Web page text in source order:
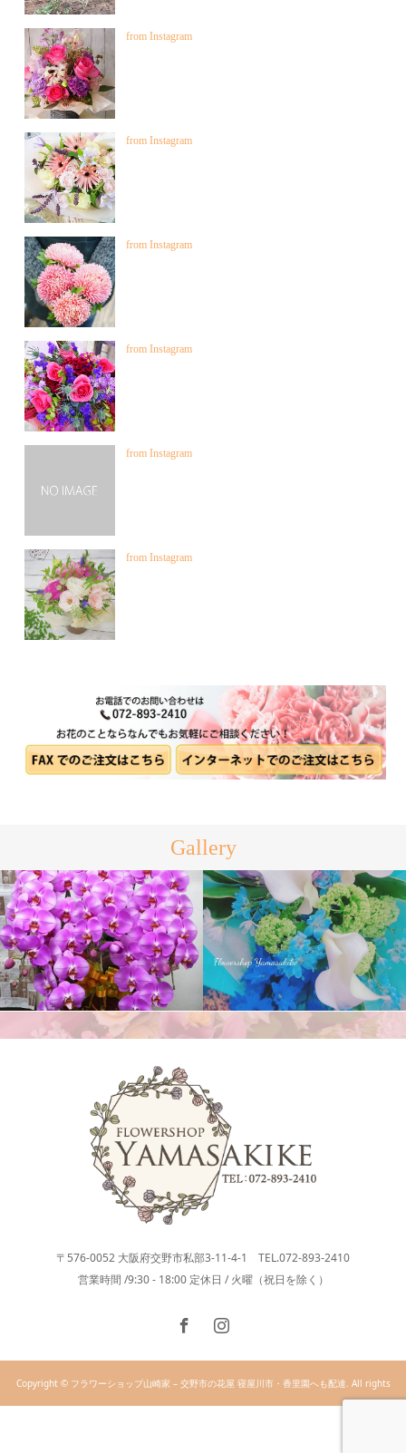
from Instagram
from Instagram
from Instagram
from Instagram
from Instagram
from Instagram
Gallery
胡蝶蘭
花束
〒576-0052 大阪府交野市私部3-11-4-1 TEL.072-893-2410
営業時間 /9:30 - 18:00 定休日 / 火曜（祝日を除く）
Copyright © フラワーショップ山崎家 – 交野市の花屋 寝屋川市・香里園へも配達. All rights